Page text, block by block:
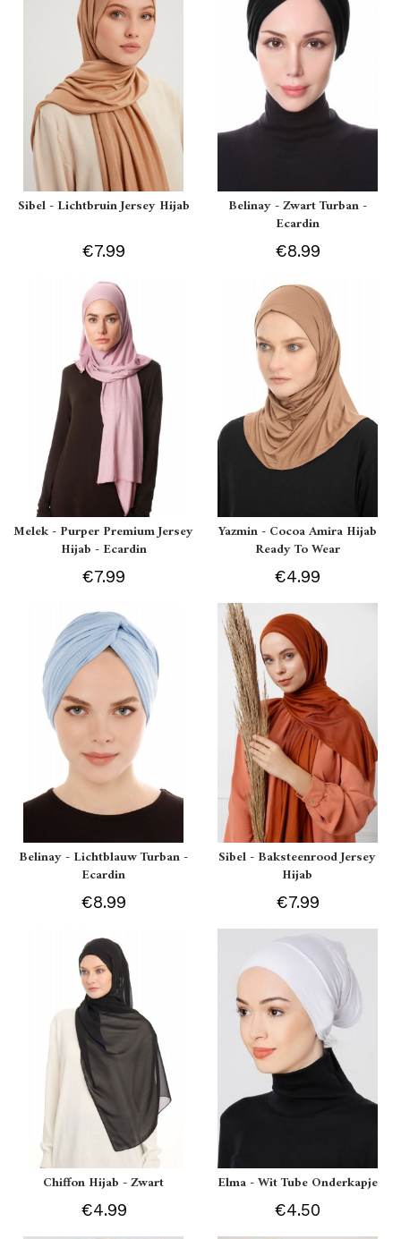
Sibel - Lichtbruin Jersey Hijab
€7.99
Belinay - Zwart Turban -
Ecardin
€8.99
Melek - Purper Premium Jersey
Hijab - Ecardin
€7.99
Yazmin - Cocoa Amira Hijab
Ready To Wear
€4.99
Belinay - Lichtblauw Turban -
Ecardin
€8.99
Sibel - Baksteenrood Jersey
Hijab
€7.99
Chiffon Hijab - Zwart
€4.99
Elma - Wit Tube Onderkapje
€4.50